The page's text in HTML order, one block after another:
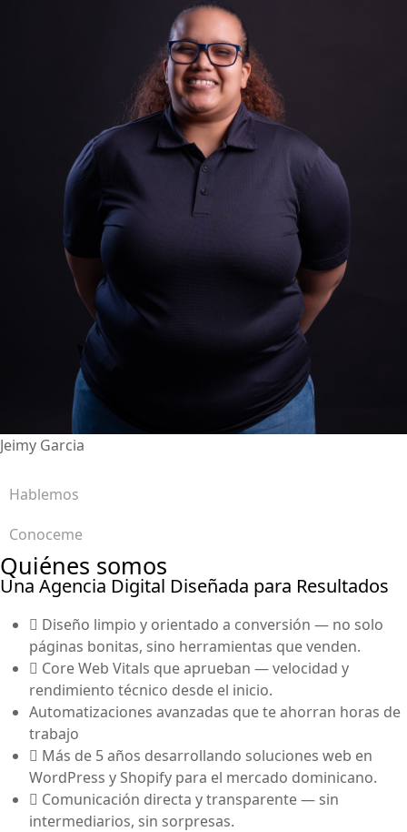
Jeimy Garcia
Hablemos
Conoceme
Quiénes somos
Una Agencia Digital Diseñada para Resultados
Diseño limpio y orientado a conversión — no solo
páginas bonitas, sino herramientas que venden.
Core Web Vitals que aprueban — velocidad y
rendimiento técnico desde el inicio.
Automatizaciones avanzadas que te ahorran horas de
trabajo
Más de 5 años desarrollando soluciones web en
WordPress y Shopify para el mercado dominicano.
Comunicación directa y transparente — sin
intermediarios, sin sorpresas.